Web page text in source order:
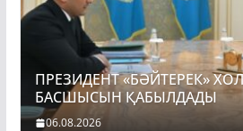
ПРЕЗИДЕНТ «БӘЙТЕРЕК»
БАСШЫСЫН ҚАБЫЛДАДЫ
06.08.2026